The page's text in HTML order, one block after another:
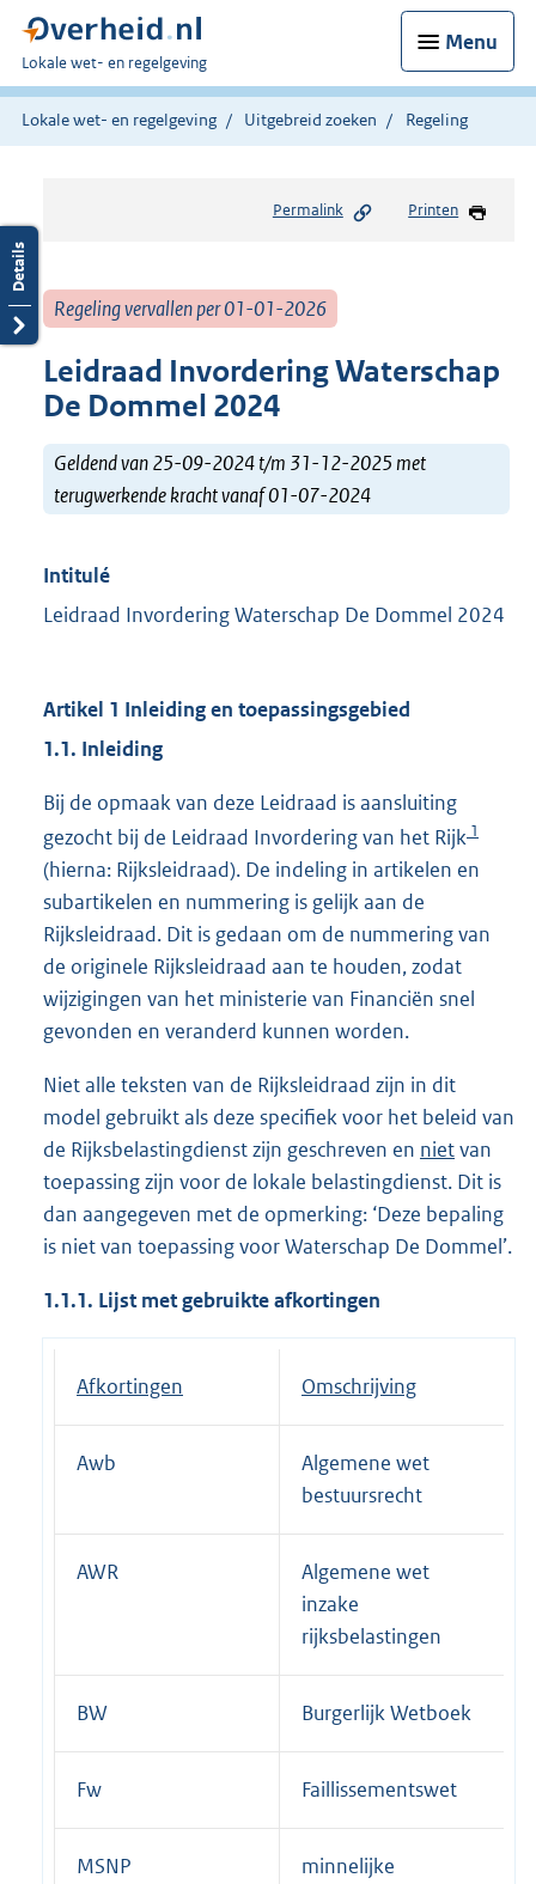
Menu
U
bent
hier:
Lokale wet- en regelgeving
Lokale wet- en regelgeving Uitgebreid zoeken Regeling
Permalink Printen
Regeling vervallen per 01-01-2026
Leidraad Invordering Waterschap
De Dommel 2024
Geldend van 25-09-2024 t/m 31-12-2025 met
terugwerkende kracht vanaf 01-07-2024
Intitulé
Leidraad Invordering Waterschap De Dommel 2024
Artikel 1 Inleiding en toepassingsgebied
1.1. Inleiding
Bij de opmaak van deze Leidraad is aansluiting
gezocht bij de Leidraad Invordering van het Rijk 1
(hierna: Rijksleidraad). De indeling in artikelen en
subartikelen en nummering is gelijk aan de
Rijksleidraad. Dit is gedaan om de nummering van
de originele Rijksleidraad aan te houden, zodat
wijzigingen van het ministerie van Financiën snel
gevonden en veranderd kunnen worden.
Niet alle teksten van de Rijksleidraad zijn in dit
model gebruikt als deze specifiek voor het beleid van
de Rijksbelastingdienst zijn geschreven en nietvan
toepassing zijn voor de lokale belastingdienst. Dit is
dan aangegeven met de opmerking: ‘Deze bepaling
is niet van toepassing voor Waterschap De Dommel’.
1.1.1. Lijst met gebruikte afkortingen
Afkortingen Omschrijving
Awb
Algemene wet
bestuursrecht
AWR
Algemene wet
inzake
rijksbelastingen
BW Burgerlijk Wetboek
Fw Faillissementswet
MSNP
minnelijke